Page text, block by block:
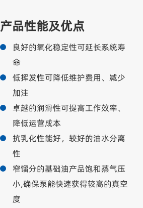
产品性能及优点
良好的氧化稳定性可延长系统寿
命
低挥发性可降低维护费用、减少
加注
卓越的润滑性可提高工作效率、
降低运营成本
抗乳化性能好，较好的油水分离
性
窄馏分的基础油产品饱和蒸气压
小,确保泵能快速获得较高的真空
度